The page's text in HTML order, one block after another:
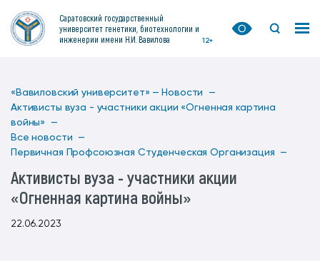
Саратовский государственный
университет генетики, биотехнологии и
инженерии имени Н.И. Вавилова
12+
«Вавиловский университет» — Новости —
Активисты вуза - участники акции «Огненная картина
войны» —
Все новости —
Первичная Профсоюзная Студенческая Организация —
Активисты вуза - участники акции
«Огненная картина войны»
22.06.2023